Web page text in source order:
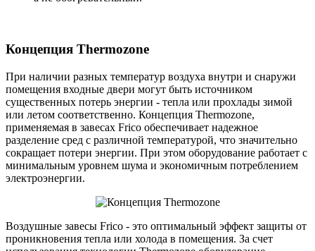
Концепция Thermozone
При наличии разных температур воздуха внутри и снаружи
помещения входные двери могут быть источником
существенных потерь энергии - тепла или прохлады зимой
или летом соответственно. Концепция Thermozone,
применяемая в завесах Frico обеспечивает надежное
разделение сред с различной температурой, что значительно
сокращает потери энергии. При этом оборудование работает с
минимальным уровнем шума и экономичным потреблением
электроэнергии.
Воздушные завесы Frico - это оптимальный эффект защиты от
проникновения тепла или холода в помещения. За счет